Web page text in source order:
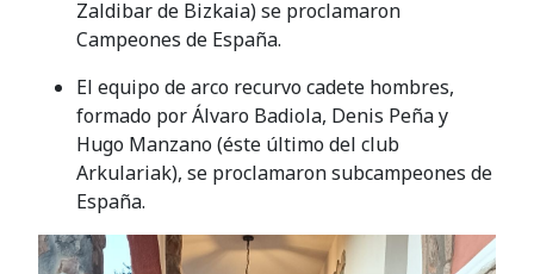
Zaldibar de Bizkaia) se proclamaron
Campeones de España.
El equipo de arco recurvo cadete hombres,
formado por Álvaro Badiola, Denis Peña y
Hugo Manzano (éste último del club
Arkulariak), se proclamaron subcampeones de
España.